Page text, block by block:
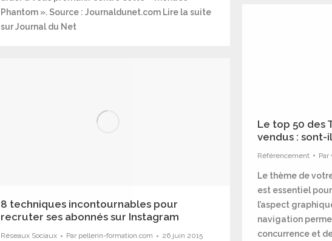
Phantom ». Source : Journaldunet.com Lire la suite
sur Journal du Net
Le top 50 des
vendus : sont-
Référencement Par
Le thème de
est essentiel
l’aspect
navigation
concurrence et
8 techniques incontournables pour
recruter ses abonnés sur Instagram
Réseaux Sociaux Par pellerin-formation.com 26 juin 2015